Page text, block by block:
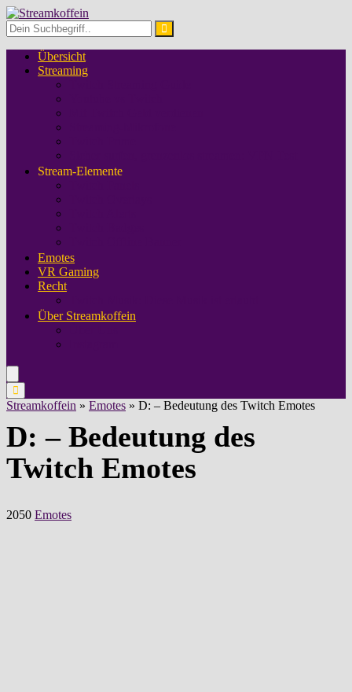
Übersicht
Streaming
Stream-Elemente
Emotes
VR Gaming
Recht
Über Streamkoffein
Streamkoffein » Emotes » D: – Bedeutung des Twitch Emotes
D: – Bedeutung des
Twitch Emotes
2050 Emotes